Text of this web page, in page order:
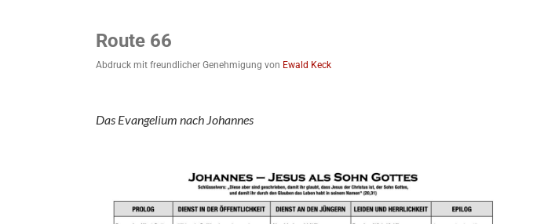
Route 66
Abdruck mit freundlicher Genehmigung von Ewald Keck
Das Evangelium nach Johannes